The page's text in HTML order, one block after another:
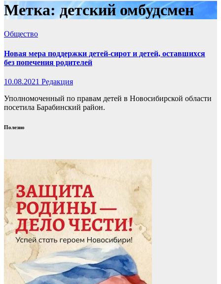
Метка:детский омбудсмен
Общество
Новая мера поддержки детей-сирот и детей, оставшихся
без попечения родителей
10.08.2021 Редакция
Уполномоченный по правам детей в Новосибирской области
посетила Барабинский район.
Полезно